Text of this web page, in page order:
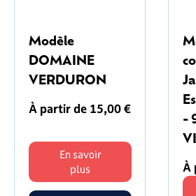
Modèle
DOMAINE
VERDURON
À partir de 15,00 €
En savoir
plus
-
À